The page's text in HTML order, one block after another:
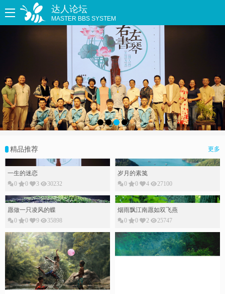
达人论坛
MASTER BBS SYSTEM
精品推荐 更多
一生的迷恋
0
0 3 30232
岁月的素䇳
0
0 4 27100
愿做一只凌风的蝶
0
0 9 35898
烟雨飘江南愿如双飞燕
0
0 2 25747